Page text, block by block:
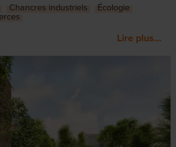
Chancres industriels Écologie
Lire plus...